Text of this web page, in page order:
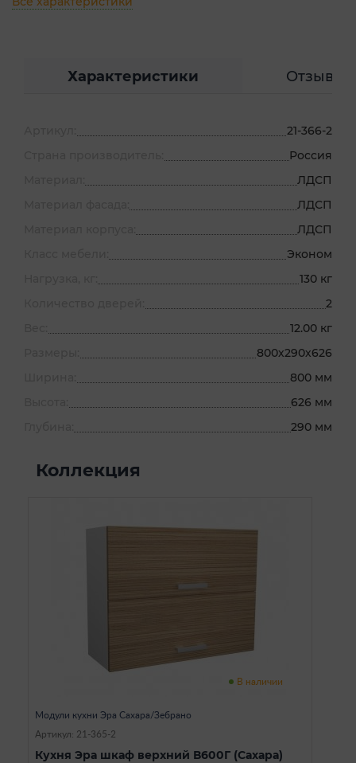
Характеристики Отзывы
21-366-2
Россия
ЛДСП
ЛДСП
ЛДСП
Эконом
130 кг
2
12.00 кг
800х290х626
800 мм
626 мм
290 мм
Коллекция
В наличии
Модули кухни Эра Сахара/Зебрано
Артикул: 21-365-2
Кухня Эра шкаф верхний В600Г (Сахара)